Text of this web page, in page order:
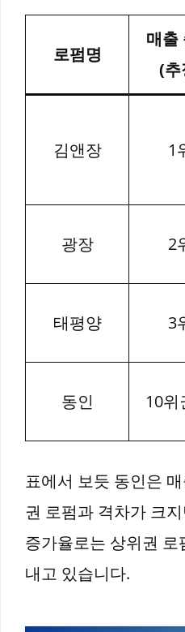
로펌명
매출
(추
김앤장 1
광장 2
태평양 3
동인 10위
표에서 보듯 동인은
권 로펌과 격차가 크
증가율로는 상위권
내고 있습니다.